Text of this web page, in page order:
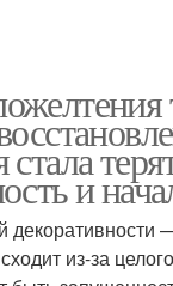
и
декоративности
из-за